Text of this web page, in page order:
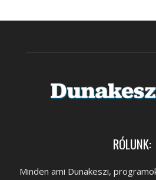
RÓLUNK:
Minden ami Dunakeszi,